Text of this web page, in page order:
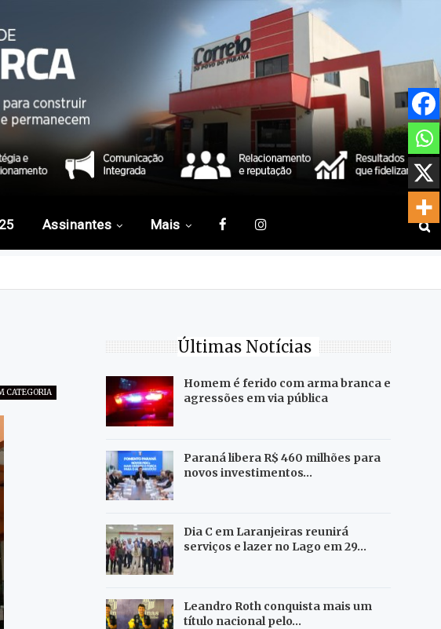
Assinantes Mais
CATEGORIA
Últimas Notícias
Homem é ferido com arma branca e
agressões em via pública
Paraná libera R$ 460 milhões para
novos investimentos…
Dia C em Laranjeiras reunirá
serviços e lazer no Lago em 29…
Leandro Roth conquista mais um
título nacional pelo…